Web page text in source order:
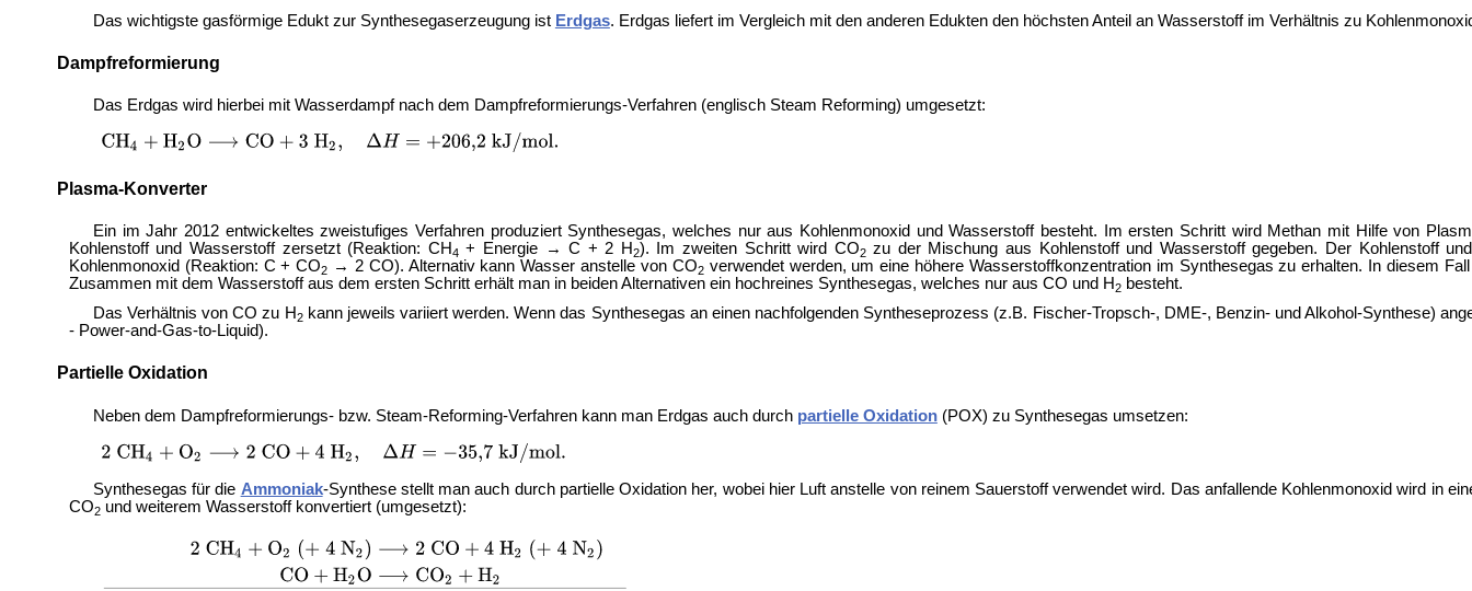
Das wichtigste gasförmige Edukt zur Synthesegaserzeugung ist Erdgas. Erdgas liefert im Vergleich mit den anderen Edukten den höchsten Anteil an Wasserstoff im Verhältnis zu
Dampfreformierung
Das Erdgas wird hierbei mit Wasserdampf nach dem Dampfreformierungs-Verfahren (englisch Steam Reforming) umgesetzt:
Plasma-Konverter
Ein im Jahr 2012 entwickeltes zweistufiges Verfahren produziert Synthesegas, welches nur aus Kohlenmonoxid und Wasserstoff besteht. Im ersten Schritt wird Methan mit Hilfe von
Kohlenstoff und Wasserstoff zersetzt (Reaktion: CH4 + Energie → C + 2 H2). Im zweiten Schritt wird CO2zu der Mischung aus Kohlenstoff und Wasserstoff gegeben. Der Kohlenstoff
Kohlenmonoxid (Reaktion: C + CO2 → 2 CO). Alternativ kann Wasser anstelle von CO2verwendet werden, um eine höhere Wasserstoffkonzentration im Synthesegas zu erhalten. In diesem
Zusammen mit dem Wasserstoff aus dem ersten Schritt erhält man in beiden Alternativen ein hochreines Synthesegas, welches nur aus CO und H2besteht.
Das Verhältnis von CO zu H2kann jeweils variiert werden. Wenn das Synthesegas an einen nachfolgenden Syntheseprozess (z.B. Fischer-Tropsch-, DME-, Benzin- und Alkohol-Synthese)
- Power-and-Gas-to-Liquid).
Partielle Oxidation
Neben dem Dampfreformierungs- bzw. Steam-Reforming-Verfahren kann man Erdgas auch durch partielle Oxidation(POX) zu Synthesegas umsetzen:
Synthesegas für die Ammoniak-Synthese stellt man auch durch partielle Oxidation her, wobei hier Luft anstelle von reinem Sauerstoff verwendet wird. Das anfallende Kohlenmonoxid wird in
CO2und weiterem Wasserstoff konvertiert (umgesetzt):